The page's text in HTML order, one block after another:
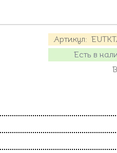
Артикул:
Есть в